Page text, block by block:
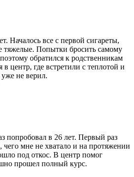
Началось все с первой сигареты,
тяжелые. Попытки бросить самому
обратился к родственникам
центр, где встретили с теплотой и
не верил.
попробовал в 26 лет. Первый раз
чего мне не хватало и на протяжении
под откос. В центр помог
прошел полный курс.